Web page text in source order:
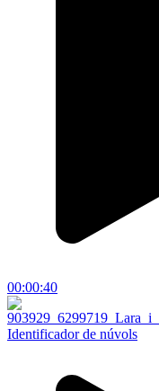
00:00:40
Identificador de núvols